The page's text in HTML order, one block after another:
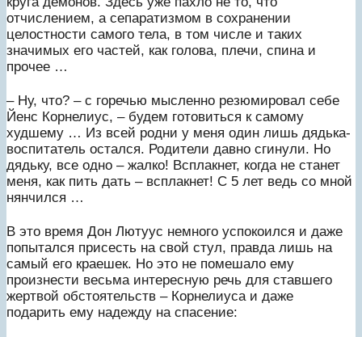
отчислением, а сепаратизмом в сохранении
целостности самого тела, в том числе и таких
значимых его частей, как голова, плечи, спина и
прочее …
– Ну, что? – с горечью мысленно резюмировал себе
Йенс Корнелиус, – будем готовиться к самому
худшему … Из всей родни у меня один лишь дядька-
воспитатель остался. Родители давно сгинули. Но
дядьку, все одно – жалко! Всплакнет, когда не станет
меня, как пить дать – всплакнет! С 5 лет ведь со мной
нянчился …
В это время Дон Лютуус немного успокоился и даже
попытался присесть на свой стул, правда лишь на
самый его краешек. Но это не помешало ему
произнести весьма интересную речь для ставшего
жертвой обстоятельств – Корнелиуса и даже
подарить ему надежду на спасение: